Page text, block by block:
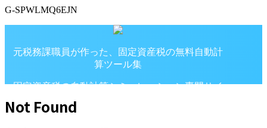
G-SPWLMQ6EJN
元税務課職員が作った、固定資産税の無料自動計
算ツール集
固定資産税の自動計算シミュレーション専門サイ
Not Found